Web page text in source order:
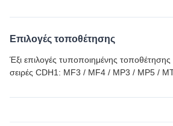
Επιλογές τοποθέτησης
Έξι επιλογές τυποποιημένης τοποθέτησης
σειρές CDH1: MF3 / MF4 / MP3 / MP5 /